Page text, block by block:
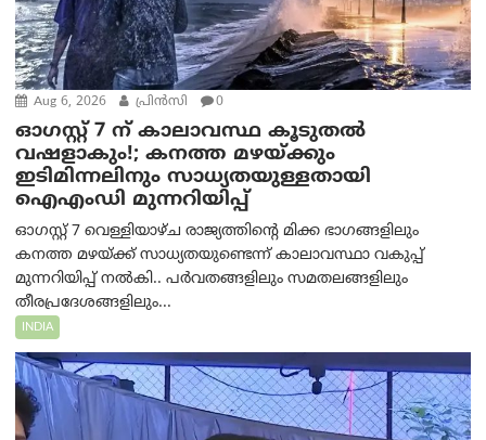
Aug 6, 2026 പ്രിന്‍സി 0
ഓഗസ്റ്റ് 7 ന് കാലാവസ്ഥ കൂടുതൽ
വഷളാകും!; കനത്ത മഴയ്ക്കും
ഇടിമിന്നലിനും സാധ്യതയുള്ളതായി
ഐഎംഡി മുന്നറിയിപ്പ്
ഓഗസ്റ്റ് 7 വെള്ളിയാഴ്ച രാജ്യത്തിന്റെ മിക്ക ഭാഗങ്ങളിലും
കനത്ത മഴയ്ക്ക് സാധ്യതയുണ്ടെന്ന് കാലാവസ്ഥാ വകുപ്പ്
മുന്നറിയിപ്പ് നൽകി.. പർവതങ്ങളിലും സമതലങ്ങളിലും
തീരപ്രദേശങ്ങളിലും...
INDIA